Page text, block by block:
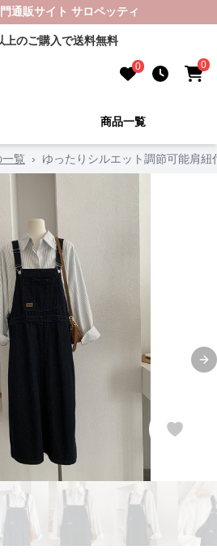
通販サイト サロペッティ
上のご購入で送料無料
0 0
商品一覧
覧 › ゆったりシルエット調節可能肩